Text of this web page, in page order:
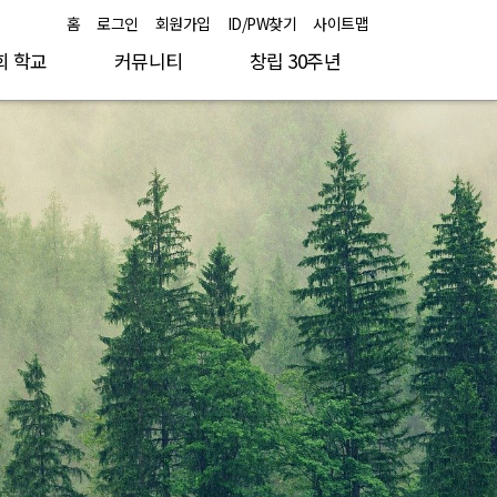
홈 로그인 회원가입 ID/PW찾기 사이트맵
학교 커뮤니티 창립 30주년